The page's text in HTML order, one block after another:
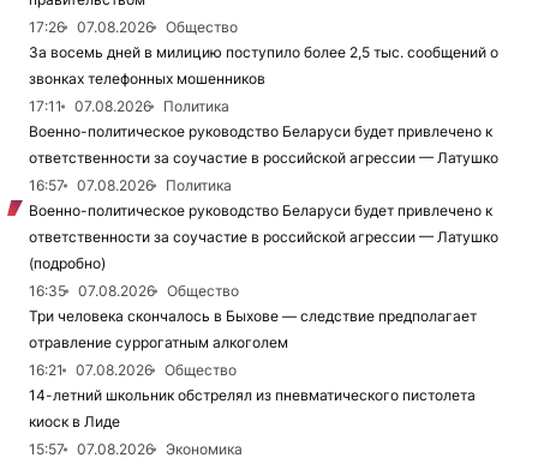
17:26
07.08.2026
Общество
За восемь дней в милицию поступило более 2,5 тыс. сообщений о
звонках телефонных мошенников
17:11
07.08.2026
Политика
Военно-политическое руководство Беларуси будет привлечено к
ответственности за соучастие в российской агрессии — Латушко
16:57
07.08.2026
Политика
Военно-политическое руководство Беларуси будет привлечено к
ответственности за соучастие в российской агрессии — Латушко
(подробно)
16:35
07.08.2026
Общество
Три человека скончалось в Быхове — следствие предполагает
отравление суррогатным алкоголем
16:21
07.08.2026
Общество
14-летний школьник обстрелял из пневматического пистолета
киоск в Лиде
15:57
07.08.2026
Экономика